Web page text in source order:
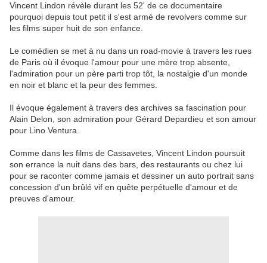
Vincent Lindon révèle durant les 52' de ce documentaire
pourquoi depuis tout petit il s'est armé de revolvers comme sur
les films super huit de son enfance.
Le comédien se met à nu dans un road-movie à travers les rues
de Paris où il évoque l'amour pour une mère trop absente,
l'admiration pour un père parti trop tôt, la nostalgie d'un monde
en noir et blanc et la peur des femmes.
Il évoque également à travers des archives sa fascination pour
Alain Delon, son admiration pour Gérard Depardieu et son amour
pour Lino Ventura.
Comme dans les films de Cassavetes, Vincent Lindon poursuit
son errance la nuit dans des bars, des restaurants ou chez lui
pour se raconter comme jamais et dessiner un auto portrait sans
concession d'un brûlé vif en quête perpétuelle d'amour et de
preuves d'amour.